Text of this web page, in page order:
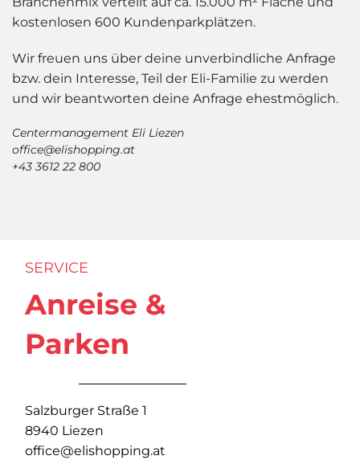
kostenlosen 600 Kundenparkplätzen.
Wir freuen uns über deine unverbindliche Anfrage
bzw. dein Interesse, Teil der Eli-Familie zu werden
und wir beantworten deine Anfrage ehestmöglich.
Centermanagement Eli Liezen
office@elishopping.at
+43 3612 22 800
SERVICE
Anreise &
Parken
Salzburger Straße 1
8940 Liezen
office@elishopping.at